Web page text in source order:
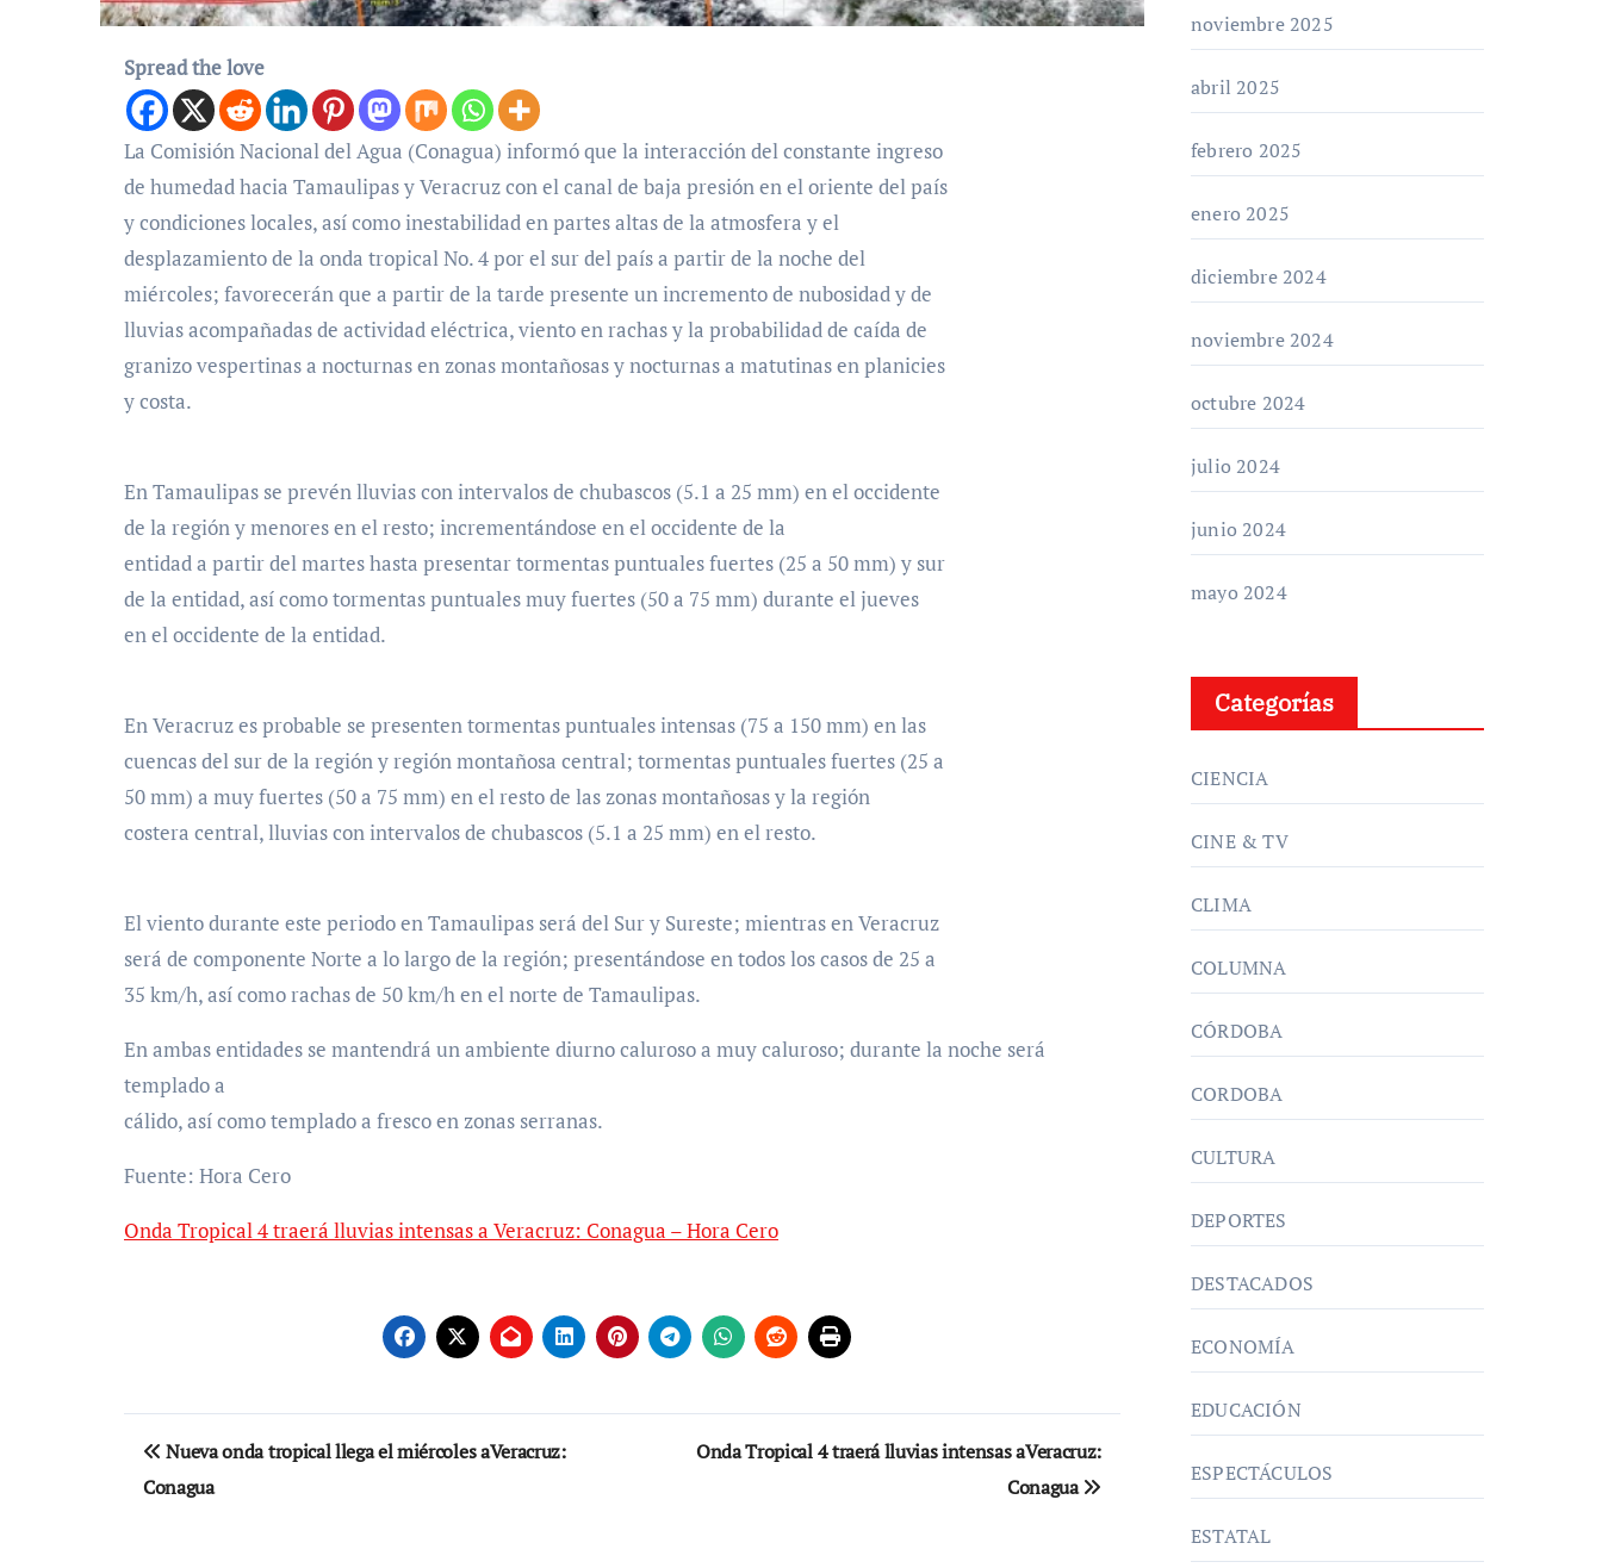
Spread the love
La Comisión Nacional del Agua (Conagua) informó que la interacción del constante ingreso
de humedad hacia Tamaulipas y Veracruz con el canal de baja presión en el oriente del país
y condiciones locales, así como inestabilidad en partes altas de la atmosfera y el
desplazamiento de la onda tropical No. 4 por el sur del país a partir de la noche del
miércoles; favorecerán que a partir de la tarde presente un incremento de nubosidad y de
lluvias acompañadas de actividad eléctrica, viento en rachas y la probabilidad de caída de
granizo vespertinas a nocturnas en zonas montañosas y nocturnas a matutinas en planicies
y costa.
En Tamaulipas se prevén lluvias con intervalos de chubascos (5.1 a 25 mm) en el occidente
de la región y menores en el resto; incrementándose en el occidente de la
entidad a partir del martes hasta presentar tormentas puntuales fuertes (25 a 50 mm) y sur
de la entidad, así como tormentas puntuales muy fuertes (50 a 75 mm) durante el jueves
en el occidente de la entidad.
En Veracruz es probable se presenten tormentas puntuales intensas (75 a 150 mm) en las
cuencas del sur de la región y región montañosa central; tormentas puntuales fuertes (25 a
50 mm) a muy fuertes (50 a 75 mm) en el resto de las zonas montañosas y la región
costera central, lluvias con intervalos de chubascos (5.1 a 25 mm) en el resto.
El viento durante este periodo en Tamaulipas será del Sur y Sureste; mientras en Veracruz
será de componente Norte a lo largo de la región; presentándose en todos los casos de 25 a
35 km/h, así como rachas de 50 km/h en el norte de Tamaulipas.
En ambas entidades se mantendrá un ambiente diurno caluroso a muy caluroso; durante la noche será
templado a
cálido, así como templado a fresco en zonas serranas.
Fuente: Hora Cero
Onda Tropical 4 traerá lluvias intensas a Veracruz: Conagua – Hora Cero
Navegación
de
Nueva onda tropical llega el miércoles aVeracruz:
Conagua
Onda Tropical 4 traerá lluvias intensas aVeracruz:
Conagua
noviembre 2025
abril 2025
febrero 2025
enero 2025
diciembre 2024
noviembre 2024
octubre 2024
julio 2024
junio 2024
mayo 2024
Categorías
CIENCIA
CINE & TV
CLIMA
COLUMNA
CÓRDOBA
CORDOBA
CULTURA
DEPORTES
DESTACADOS
ECONOMÍA
EDUCACIÓN
ESPECTÁCULOS
ESTATAL